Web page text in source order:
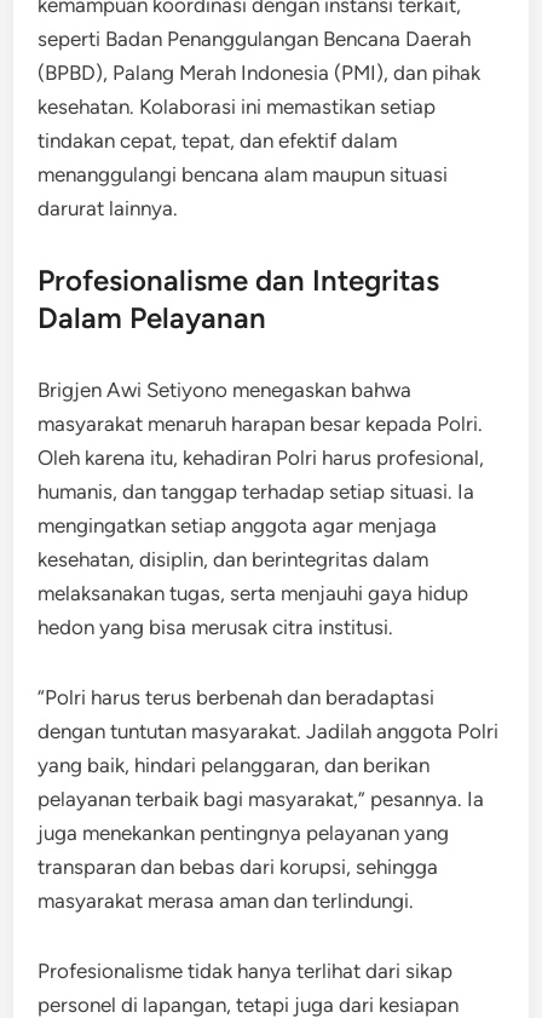
seperti Badan Penanggulangan Bencana Daerah
(BPBD), Palang Merah Indonesia (PMI), dan pihak
kesehatan. Kolaborasi ini memastikan setiap
tindakan cepat, tepat, dan efektif dalam
menanggulangi bencana alam maupun situasi
darurat lainnya.
Profesionalisme dan Integritas
Dalam Pelayanan
Brigjen Awi Setiyono menegaskan bahwa
masyarakat menaruh harapan besar kepada Polri.
Oleh karena itu, kehadiran Polri harus profesional,
humanis, dan tanggap terhadap setiap situasi. Ia
mengingatkan setiap anggota agar menjaga
kesehatan, disiplin, dan berintegritas dalam
melaksanakan tugas, serta menjauhi gaya hidup
hedon yang bisa merusak citra institusi.
“Polri harus terus berbenah dan beradaptasi
dengan tuntutan masyarakat. Jadilah anggota Polri
yang baik, hindari pelanggaran, dan berikan
pelayanan terbaik bagi masyarakat,” pesannya. Ia
juga menekankan pentingnya pelayanan yang
transparan dan bebas dari korupsi, sehingga
masyarakat merasa aman dan terlindungi.
Profesionalisme tidak hanya terlihat dari sikap
personel di lapangan, tetapi juga dari kesiapan